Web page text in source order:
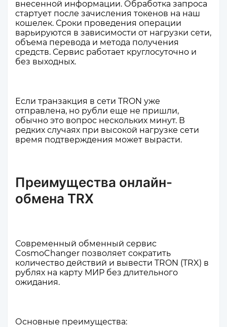
внесенной информации. Обработка запроса
стартует после зачисления токенов на наш
кошелек. Сроки проведения операции
варьируются в зависимости от нагрузки сети,
объема перевода и метода получения
средств. Сервис работает круглосуточно и
без выходных.
Если транзакция в сети TRON уже
отправлена, но рубли еще не пришли,
обычно это вопрос нескольких минут. В
редких случаях при высокой нагрузке сети
время подтверждения может вырасти.
Преимущества онлайн-
обмена TRX
Современный обменный сервис
CosmoChanger позволяет сократить
количество действий и вывести TRON (TRX) в
рублях на карту МИР без длительного
ожидания.
Основные преимущества: